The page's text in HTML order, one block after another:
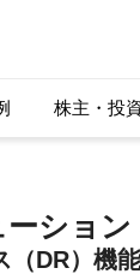
株主・投
ショ
（DR）機